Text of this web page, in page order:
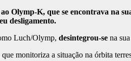
Olymp-K, que se encontrava
desligamento.
Luch/Olymp, desintegrou-se na sua
monitoriza a situação na órbita